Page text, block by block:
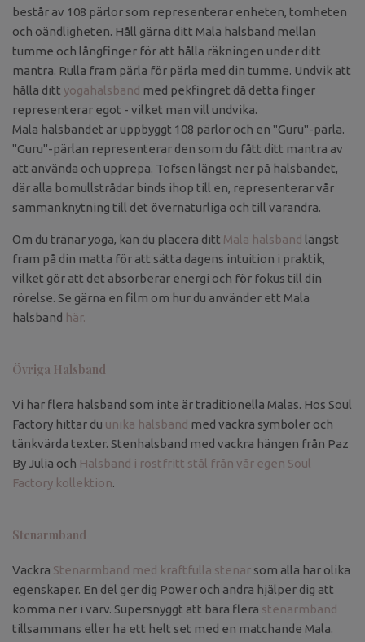
består av 108 pärlor som representerar enheten, tomheten
och oändligheten. Håll gärna ditt Mala halsband mellan
tumme och långfinger för att hålla räkningen under ditt
mantra. Rulla fram pärla för pärla med din tumme. Undvik att
hålla ditt yogahalsband med pekfingret då detta finger
representerar egot - vilket man vill undvika.
Mala halsbandet är uppbyggt 108 pärlor och en "Guru"-pärla.
"Guru"-pärlan representerar den som du fått ditt mantra av
att använda och upprepa. Tofsen längst ner på halsbandet,
där alla bomullstrådar binds ihop till en, representerar vår
sammanknytning till det övernaturliga och till varandra.
Om du tränar yoga, kan du placera ditt Mala halsband längst
fram på din matta för att sätta dagens intuition i praktik,
vilket gör att det absorberar energi och för fokus till din
rörelse. Se gärna en film om hur du använder ett Mala
halsband här.
Övriga Halsband
Vi har flera halsband som inte är traditionella Malas. Hos Soul
Factory hittar du unika halsband med vackra symboler och
tänkvärda texter. Stenhalsband med vackra hängen från Paz
By Julia och Halsband i rostfritt stål från vår egen Soul
Factory kollektion.
Stenarmband
Vackra Stenarmband med kraftfulla stenar som alla har olika
egenskaper. En del ger dig Power och andra hjälper dig att
komma ner i varv. Supersnyggt att bära flera stenarmband
tillsammans eller ha ett helt set med en matchande Mala.